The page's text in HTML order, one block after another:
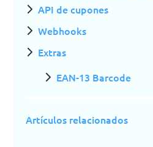
API de cupones
Webhooks
Extras
EAN-13 Barcode
Artículos relacionados